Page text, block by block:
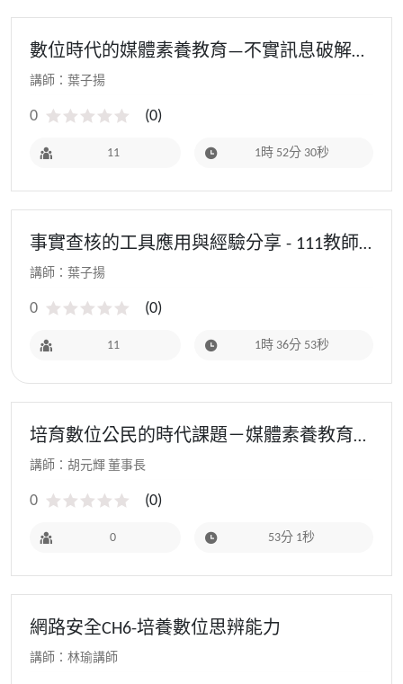
數位時代的媒體素養教育—不實訊息破解法
- 111教師研習(基地學校場)
講師：葉⼦揚
0 (0)
11 1時 52分 30秒
事實查核的工具應用與經驗分享 - 111教師
研習(寒假場)
講師：葉⼦揚
0 (0)
11 1時 36分 53秒
培育數位公民的時代課題－媒體素養教育白
皮書 - 111教師研習(寒假場)
講師：胡元輝 董事長
0 (0)
0 53分 1秒
網路安全CH6-培養數位思辨能力
講師：林瑜講師